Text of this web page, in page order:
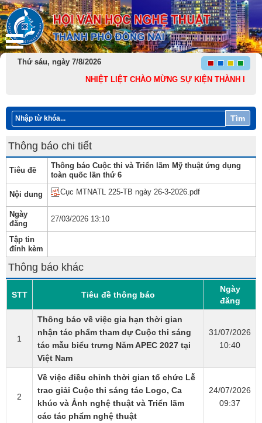
Thứ sáu, ngày 7/8/2026
NHIỆT LIỆT CHÀO MỪNG SỰ KIỆN THÀNH LẬP
Tìm
Thông báo chi tiết
Tiêu đề
Thông báo Cuộc thi và Triển lãm Mỹ thuật ứng dụng
toàn quốc lần thứ 6
Nội dung Cục MTNATL 225-TB ngày 26-3-2026.pdf
Ngày
đăng
27/03/2026 13:10
Tập tin
đính kèm
Thông báo khác
STT Tiêu đề thông báo
Ngày
đăng
1
Thông báo về việc gia hạn thời gian
nhận tác phẩm tham dự Cuộc thi sáng
tác mẫu biểu trưng Năm APEC 2027 tại
Việt Nam
31/07/2026
10:40
2
Về việc điều chỉnh thời gian tổ chức Lễ
trao giải Cuộc thi sáng tác Logo, Ca
khúc và Ảnh nghệ thuật và Triển lãm
các tác phẩm nghệ thuật
24/07/2026
09:37